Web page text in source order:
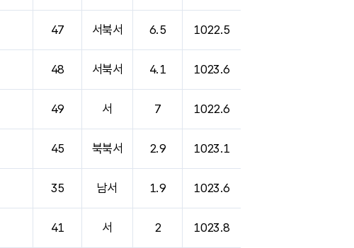
47 서북서 6.5 1022.5
48 서북서 4.1 1023.6
49 서 7 1022.6
45 북북서 2.9 1023.1
35 남서 1.9 1023.6
41 서 2 1023.8